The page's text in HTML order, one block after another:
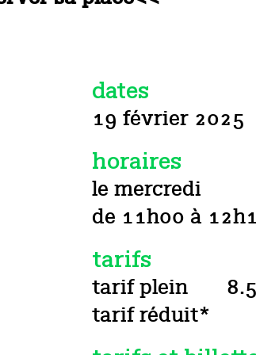
dates
19 février 2025
horaires
le mercredi
de 11h00 à
tarifs
tarif plein
tarif réduit*